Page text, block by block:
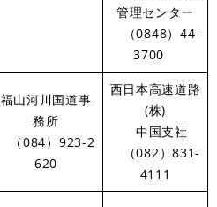
管理センター
（0848）44-
3700
福山河川国道事
務所
（084）923-2
620
西日本高速道路
(株)
中国支社
（082）831-
4111